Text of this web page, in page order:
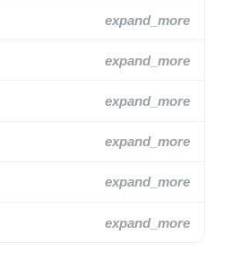
expand_more
expand_more
expand_more
expand_more
expand_more
expand_more